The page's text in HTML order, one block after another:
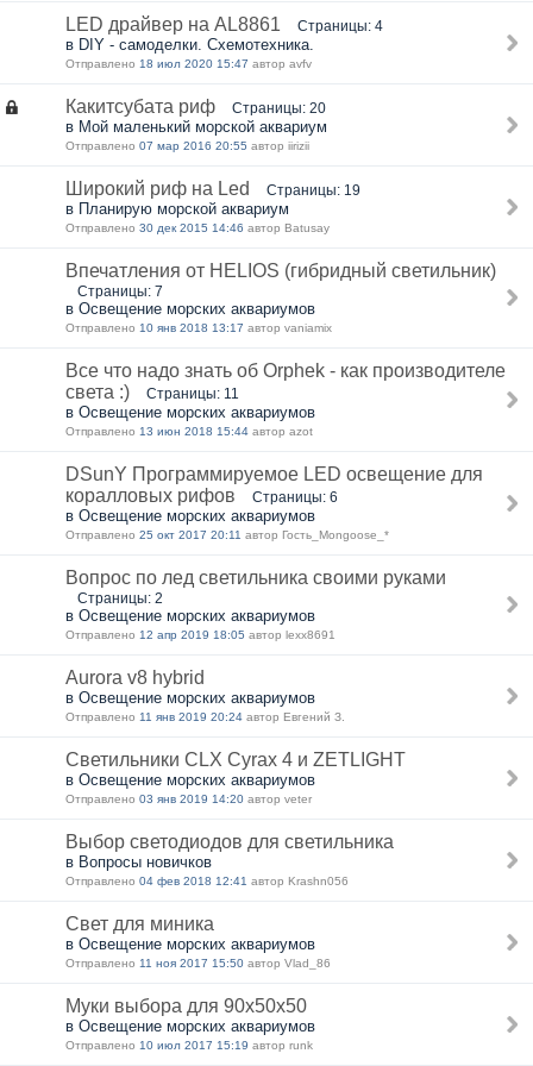
LED драйвер на AL8861 Страницы: 4
в DIY - самоделки. Схемотехника.
Отправлено 18 июл 2020 15:47 автор avfv
Какитсубата риф Страницы: 20
в Мой маленький морской аквариум
Отправлено 07 мар 2016 20:55 автор iirizii
Широкий риф на Led Страницы: 19
в Планирую морской аквариум
Отправлено 30 дек 2015 14:46 автор Batusay
Впечатления от HELIOS (гибридный светильник)
Страницы: 7
в Освещение морских аквариумов
Отправлено 10 янв 2018 13:17 автор vaniamix
Все что надо знать об Orphek - как производителе
света :)
Страницы: 11
в Освещение морских аквариумов
Отправлено 13 июн 2018 15:44 автор azot
DSunY Программируемое LED освещение для
коралловых рифов
Страницы: 6
в Освещение морских аквариумов
Отправлено 25 окт 2017 20:11 автор Гость_Mongoose_*
Вопрос по лед светильника своими руками
Страницы: 2
в Освещение морских аквариумов
Отправлено 12 апр 2019 18:05 автор lexx8691
Аurora v8 hybrid
в Освещение морских аквариумов
Отправлено 11 янв 2019 20:24 автор Евгений З.
Светильники CLX Cyrax 4 и ZETLIGHT
в Освещение морских аквариумов
Отправлено 03 янв 2019 14:20 автор veter
Выбор светодиодов для светильника
в Вопросы новичков
Отправлено 04 фев 2018 12:41 автор Krashn056
Свет для миника
в Освещение морских аквариумов
Отправлено 11 ноя 2017 15:50 автор Vlad_86
Муки выбора для 90x50x50
в Освещение морских аквариумов
Отправлено 10 июл 2017 15:19 автор runk